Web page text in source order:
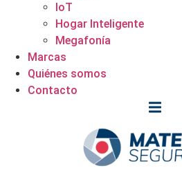
IoT
Hogar Inteligente
Megafonía
Marcas
Quiénes somos
Contacto